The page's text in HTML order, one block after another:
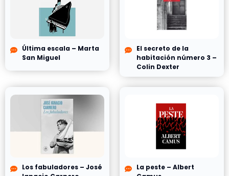
Última escala – Marta
San Miguel
El secreto de la
habitación número 3 –
Colin Dexter
Los fabuladores – José
La peste – Albert